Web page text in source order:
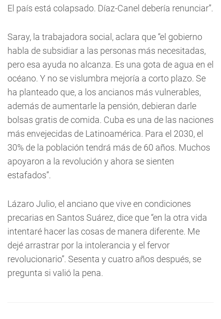
El país está colapsado. Díaz-Canel debería renunciar”.
Saray, la trabajadora social, aclara que “el gobierno
habla de subsidiar a las personas más necesitadas,
pero esa ayuda no alcanza. Es una gota de agua en el
océano. Y no se vislumbra mejoría a corto plazo. Se
ha planteado que, a los ancianos más vulnerables,
además de aumentarle la pensión, debieran darle
bolsas gratis de comida. Cuba es una de las naciones
más envejecidas de Latinoamérica. Para el 2030, el
30% de la población tendrá más de 60 años. Muchos
apoyaron a la revolución y ahora se sienten
estafados”.
Lázaro Julio, el anciano que vive en condiciones
precarias en Santos Suárez, dice que “en la otra vida
intentaré hacer las cosas de manera diferente. Me
dejé arrastrar por la intolerancia y el fervor
revolucionario”. Sesenta y cuatro años después, se
pregunta si valió la pena.